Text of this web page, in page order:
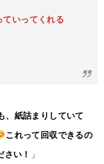
ていってくれる
、紙詰まりしていて
これって回収できるの
い！
」